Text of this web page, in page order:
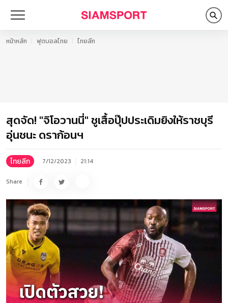
หน้าหลัก ฟุตบอลไทย ไทยลีก
สุดจัด! "จิโอวานนี่" ชูเสื้อปุ๊ปประเดิมยิงให้ราชบุรี
อุ่นชนะ ดราก้อนฯ
ไทยลีก 7/12/2023 21:14
Share